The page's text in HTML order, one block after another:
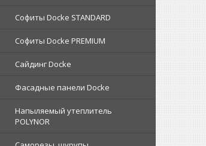
Софиты Docke STANDARD
Софиты Docke PREMIUM
Сайдинг Docke
Фасадные панели Docke
Напыляемый утеплитель
POLYNOR